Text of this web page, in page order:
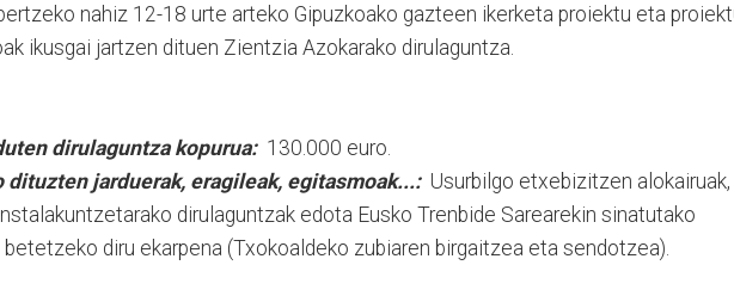
nahiz 12-18 urte arteko Gipuzkoako gazteen ikerketa proiektu eta
ikusgai jartzen dituen Zientzia Azokarako dirulaguntza.
dirulaguntza kopurua:130.000 euro.
dituzten jarduerak, eragileak, egitasmoak...:Usurbilgo etxebizitzen alokairuak,
dirulaguntzak edota Eusko Trenbide Sarearekin sinatutako
diru ekarpena (Txokoaldeko zubiaren birgaitzea eta sendotzea).